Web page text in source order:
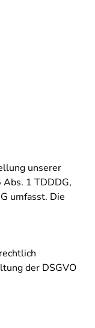
unserer
1 TDDDG,
umfasst. Die
der DSGVO